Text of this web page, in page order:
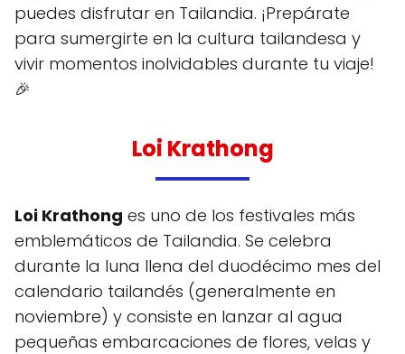
puedes disfrutar en Tailandia. ¡Prepárate
para sumergirte en la cultura tailandesa y
vivir momentos inolvidables durante tu viaje!
🎉
Loi Krathong
Loi Krathong es uno de los festivales más
emblemáticos de Tailandia. Se celebra
durante la luna llena del duodécimo mes del
calendario tailandés (generalmente en
noviembre) y consiste en lanzar al agua
pequeñas embarcaciones de flores, velas y